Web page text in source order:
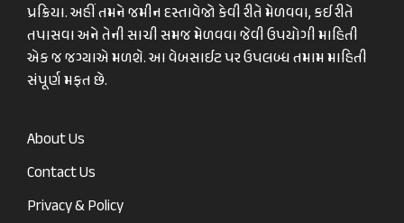
પ્રક્રિયા. અહીં તમને જમીન દસ્તાવેજો કેવી રીતે મેળવવા, કઈ રીતે
તપાસવા અને તેની સાચી સમજ મેળવવા જેવી ઉપયોગી માહિતી
એક જ જગ્યાએ મળશે. આ વેબસાઈટ પર ઉપલબ્ધ તમામ માહિતી
સંપૂર્ણ મફત છે.
About Us
Contact Us
Privacy & Policy